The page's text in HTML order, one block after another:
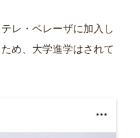
レ・ベレーザに加入し
め、大学進学はされて